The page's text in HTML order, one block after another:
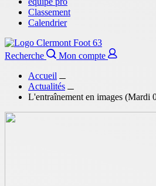
Classement
Calendrier
Recherche
Mon compte
Accueil
Actualités
L'entraînement en images (Mardi